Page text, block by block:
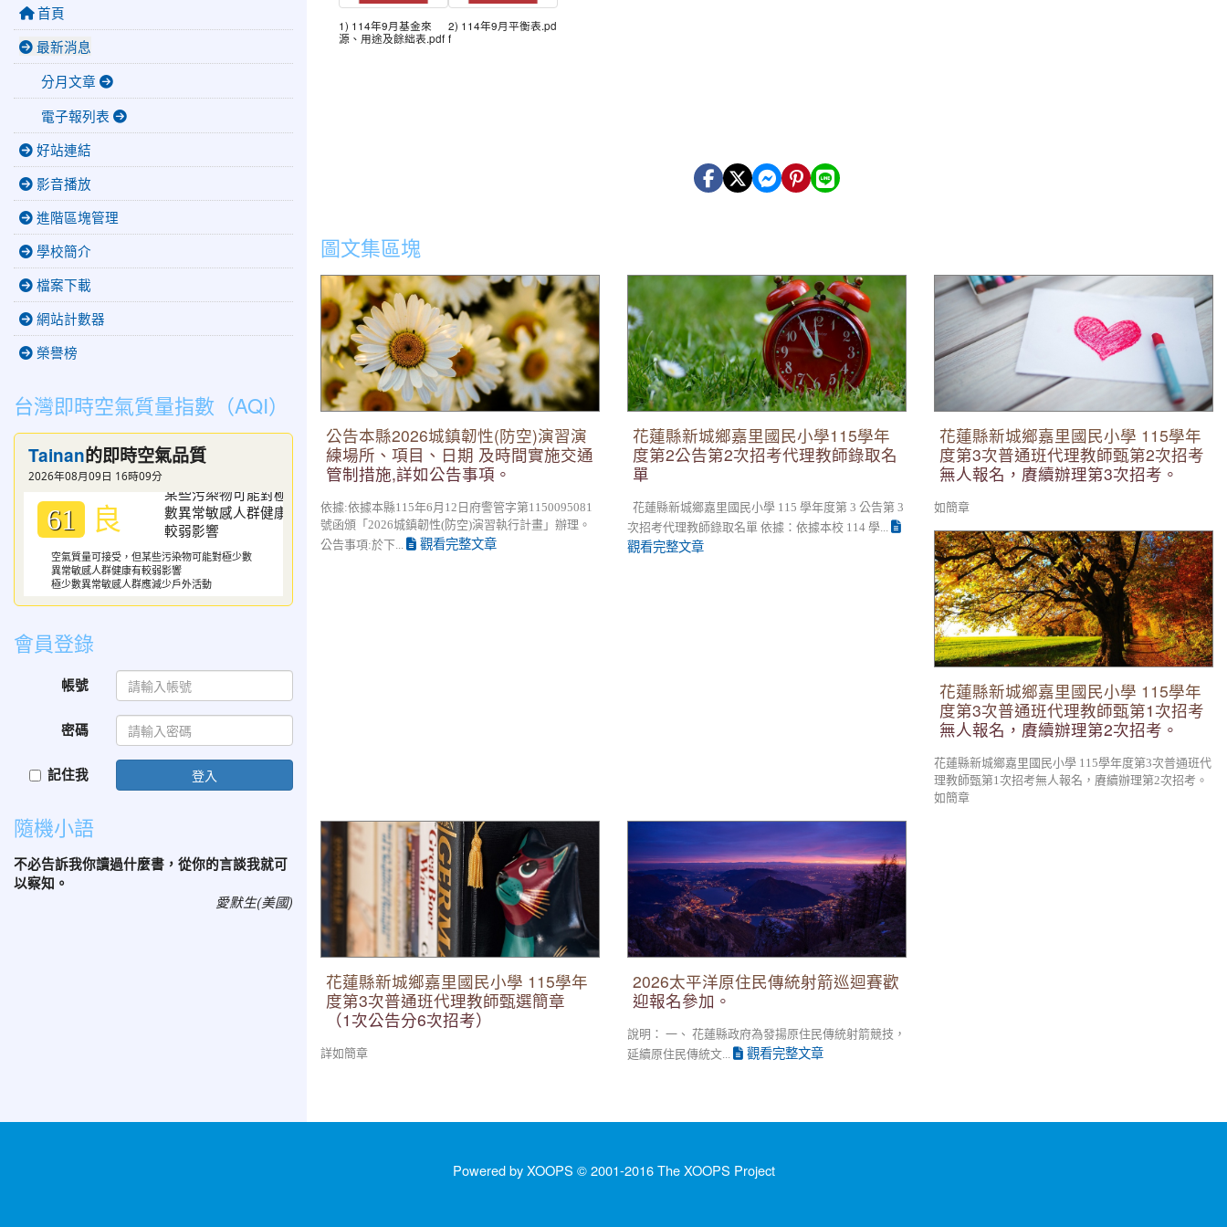
1) 114年9月基金來
源、用途及餘絀表.pdf
2) 114年9月平衡表.pd
f
圖文集區塊
公告本縣2026城鎮韌性(防空)演習演練場所、
項目、日期 及時間實施交通管制措施,詳如公
告事項。
公告本縣2026城鎮韌性(防空)演習演
練場所、項目、日期 及時間實施交通
管制措施,詳如公告事項。
依據:依據本縣115年6月12日府警管字第1150095081
號函頒「2026城鎮韌性(防空)演習執行計畫」辦理。
公告事項:於下...
觀看完整文章
花蓮縣新城鄉嘉里國民小學115學年度第2公告
第2次招考代理教師錄取名單
花蓮縣新城鄉嘉里國民小學115學年
度第2公告第2次招考代理教師錄取名
單
花蓮縣新城鄉嘉里國民小學 115 學年度第 3 公告第 3
次招考代理教師錄取名單 依據：依據本校 114 學...
觀看完整文章
花蓮縣新城鄉嘉里國民小學 115學年度第3次
普通班代理教師甄第2次招考無人報名，賡續
辦理第3次招考。
花蓮縣新城鄉嘉里國民小學 115學年
度第3次普通班代理教師甄第2次招考
無人報名，賡續辦理第3次招考。
如簡章
花蓮縣新城鄉嘉里國民小學 115學年度第3次
普通班代理教師甄第1次招考無人報名，賡續
辦理第2次招考。
花蓮縣新城鄉嘉里國民小學 115學年
度第3次普通班代理教師甄第1次招考
無人報名，賡續辦理第2次招考。
花蓮縣新城鄉嘉里國民小學 115學年度第3次普通班代
理教師甄第1次招考無人報名，賡續辦理第2次招考。
如簡章
花蓮縣新城鄉嘉里國民小學 115學年度第3次
普通班代理教師甄選簡章 （1次公告分6次招
考）
花蓮縣新城鄉嘉里國民小學 115學年
度第3次普通班代理教師甄選簡章
（1次公告分6次招考）
詳如簡章
2026太平洋原住民傳統射箭巡迴賽歡迎報名參
加。
2026太平洋原住民傳統射箭巡迴賽歡
迎報名參加。
說明： 一、 花蓮縣政府為發揚原住民傳統射箭競技，
延續原住民傳統文...
觀看完整文章
首頁
最新消息
分月文章
電子報列表
好站連結
影音播放
進階區塊管理
學校簡介
檔案下載
網站計數器
榮譽榜
台灣即時空氣質量指數（AQI）
Tainan的即時空氣品質
2026年08月09日 16時09分
61 良
空氣質量可接受，但某些污染物可能對極少數
異常敏感人群健康有較弱影響
極少數異常敏感人群應減少戶外活動
會員登錄
帳號
密碼
記住我 登入
隨機小語
不必告訴我你讀過什麼書，從你的言談我就可
以察知。
愛默生(美國)
Powered by XOOPS © 2001-2016The XOOPS Project